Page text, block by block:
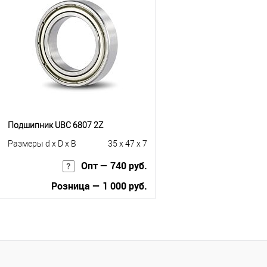
Купить в 1 клик
К сравнению
В избранное
Под заказ
Подшипник UBC 6807 2Z
Размеры d x D x B
35 x 47 x 7
Опт — 740 руб.
Розница — 1 000 руб.